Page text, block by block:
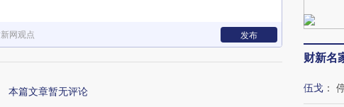
网观点 发布
本篇文章暂无评论
财新名
伍戈 ：